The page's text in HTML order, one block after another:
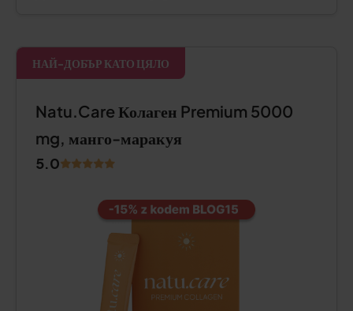
НАЙ-ДОБЪР КАТО ЦЯЛО
Natu.Care Колаген Premium 5000
mg, манго-маракуя
5.0